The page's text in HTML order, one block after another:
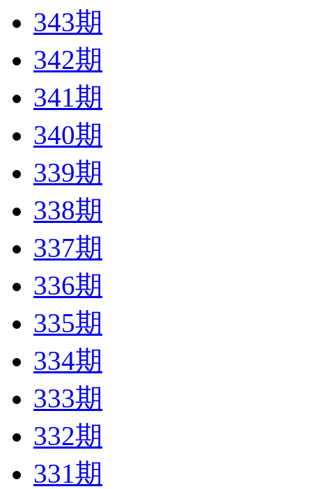
343期
342期
341期
340期
339期
338期
337期
336期
335期
334期
333期
332期
331期